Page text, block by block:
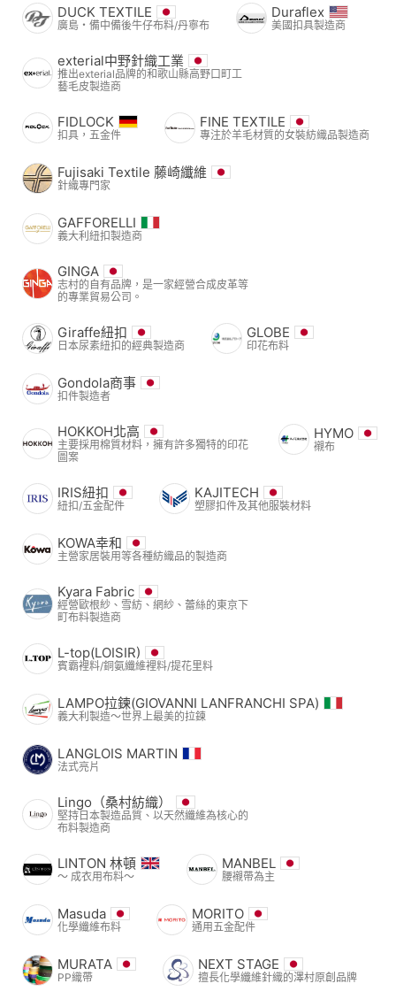
DUCK TEXTILE
廣島・備中備後牛仔布料/丹寧布
Duraflex
美國扣具製造商
exterial中野針織工業
推出exterial品牌的和歌山縣高野口町工
藝毛皮製造商
FIDLOCK
扣具，五金件
FINE TEXTILE
專注於羊毛材質的女裝紡織品製造商
Fujisaki Textile 藤崎纖維
針織專門家
GAFFORELLI
義大利紐扣製造商
GINGA
志村的自有品牌，是一家經營合成皮革等
的專業貿易公司。
Giraffe紐扣
日本尿素紐扣的經典製造商
GLOBE
印花布料
Gondola商事
扣件製造者
HOKKOH北高
主要採用棉質材料，擁有許多獨特的印花
圖案
HYMO
襯布
IRIS紐扣
紐扣/五金配件
KAJITECH
塑膠扣件及其他服裝材料
KOWA幸和
主營家居裝用等各種紡織品的製造商
Kyara Fabric
經營歐根紗、雪紡、網紗、蕾絲的東京下
町布料製造商
L-top(LOISIR)
賓霸裡料/銅氨纖維裡料/提花里料
LAMPO拉鍊(GIOVANNI LANFRANCHI SPA)
義大利製造～世界上最美的拉鍊
LANGLOIS MARTIN
法式亮片
Lingo（桑村紡織）
堅持日本製造品質、以天然纖維為核心的
布料製造商
LINTON 林頓
〜 成衣用布料〜
MANBEL
腰襯帶為主
Masuda
化學纖維布料
MORITO
通用五金配件
MURATA
PP織帶
NEXT STAGE
擅長化學纖維針織的澤村原創品牌